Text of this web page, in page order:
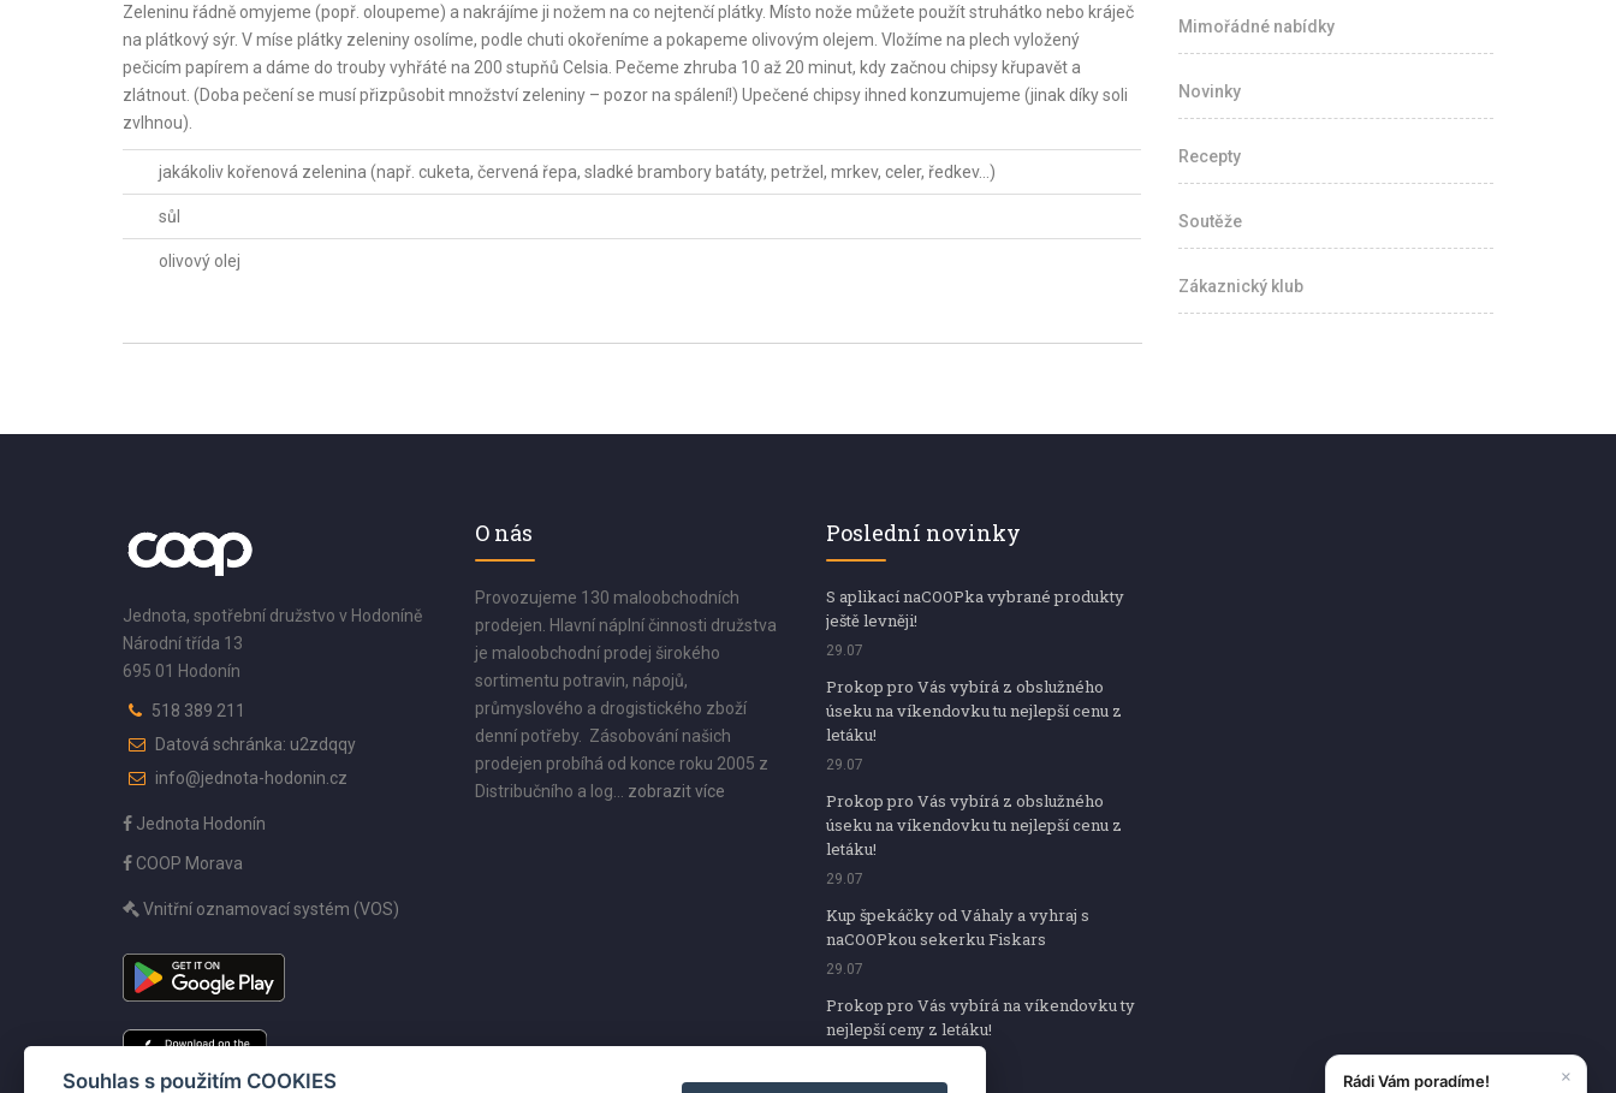
Zeleninu řádně omyjeme (popř. oloupeme) a nakrájíme ji nožem na co nejtenčí plátky. Místo nože můžete použít struhátko nebo kráječ
na plátkový sýr. V míse plátky zeleniny osolíme, podle chuti okořeníme a pokapeme olivovým olejem. Vložíme na plech vyložený
pečicím papírem a dáme do trouby vyhřáté na 200 stupňů Celsia. Pečeme zhruba 10 až 20 minut, kdy začnou chipsy křupavět a
zlátnout. (Doba pečení se musí přizpůsobit množství zeleniny – pozor na spálení!) Upečené chipsy ihned konzumujeme (jinak díky soli
zvlhnou).
jakákoliv kořenová zelenina (např. cuketa, červená řepa, sladké brambory batáty, petržel, mrkev, celer, ředkev…)
sůl
olivový olej
Mimořádné nabídky
Novinky
Recepty
Soutěže
Zákaznický klub
Jednota, spotřební družstvo v Hodoníně
Národní třída 13
695 01 Hodonín
518 389 211
Datová schránka: u2zdqqy
info@jednota-hodonin.cz
Jednota Hodonín
COOP Morava
Vnitřní oznamovací systém (VOS)
O nás
Provozujeme 130 maloobchodních
prodejen. Hlavní náplní činnosti družstva
je maloobchodní prodej širokého
sortimentu potravin, nápojů,
průmyslového a drogistického zboží
denní potřeby. Zásobování našich
prodejen probíhá od konce roku 2005 z
Distribučního a log... zobrazit více
Poslední novinky
S aplikací naCOOPka vybrané produkty
ještě levněji!
29.07
Prokop pro Vás vybírá z obslužného
úseku na víkendovku tu nejlepší cenu z
letáku!
29.07
Prokop pro Vás vybírá z obslužného
úseku na víkendovku tu nejlepší cenu z
letáku!
29.07
Kup špekáčky od Váhaly a vyhraj s
naCOOPkou sekerku Fiskars
29.07
Prokop pro Vás vybírá na víkendovku ty
nejlepší ceny z letáku!
Souhlas s použitím COOKIES